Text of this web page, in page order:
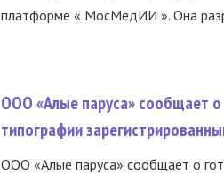
платформе « МосМедИИ ». Она
ООО «Алые паруса» сообщает о
типографии
ООО «Алые паруса» сообщает о